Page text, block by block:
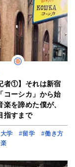
者①】それは新宿
コーシカ」から始
を諦めた僕が、
指すまで
学 #留学
#働き方